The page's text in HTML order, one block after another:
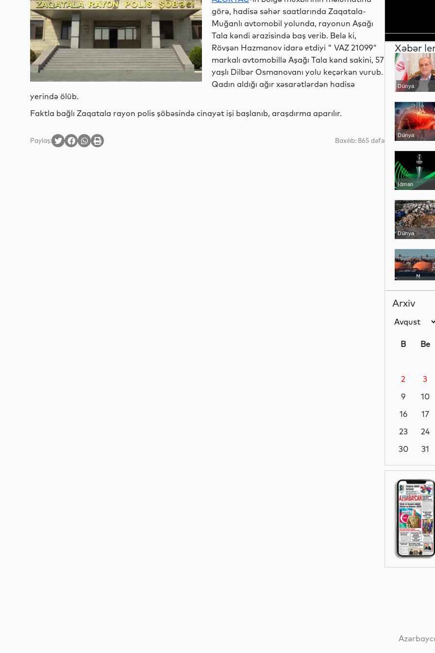
görə, hadisə səhər saatlarında Zaqatala-
Muğanlı avtomobil yolunda, rayonun Aşağı
Tala kəndi ərazisində baş verib. Belə ki,
Rövşən Hazmanov idarə etdiyi " VAZ 21099"
markalı avtomobillə Aşağı Tala kənd sakini, 57
yaşlı Dilbər Osmanovanı yolu keçərkən vurub.
Qadın aldığı ağır xəsarətlərdən hadisə
yerində ölüb.
Faktla bağlı Zaqatala rayon polis şöbəsində cinayət işi başlanıb, araşdırma aparılır.
Paylaş: Baxılıb: 865 dəfə
Xəbər
Dünya
Dünya
İdman
Dünya
Dünya
Dünya
Siyasət
Siyasət
Dünya
Arxiv
B Be
2
3
9
10
16
17
23
24
30
31